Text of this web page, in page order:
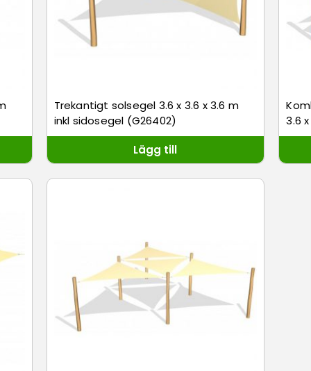
Trekantigt solsegel 3.6 x 3.6 x 3.6 m
inkl sidosegel (G26402)
Lägg till
3.6